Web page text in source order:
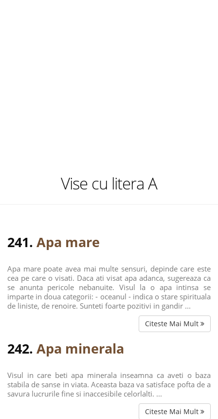
Vise cu litera A
241. Apa mare
Apa mare poate avea mai multe sensuri, depinde care este
cea pe care o visati. Daca ati visat apa adanca, sugereaza ca
se anunta pericole nebanuite. Visul la o apa intinsa se
imparte in doua categorii: - oceanul - indica o stare spirituala
de liniste, de renoire. Sunteti foarte pozitivi in gandir ...
Citeste Mai Mult
242. Apa minerala
Visul in care beti apa minerala inseamna ca aveti o baza
stabila de sanse in viata. Aceasta baza va satisface pofta de a
savura lucrurile fine si inaccesibile celorlalti. ...
Citeste Mai Mult